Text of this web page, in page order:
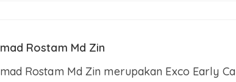
Rostam Md Zin
Rostam Md Zin merupakan Exco Early